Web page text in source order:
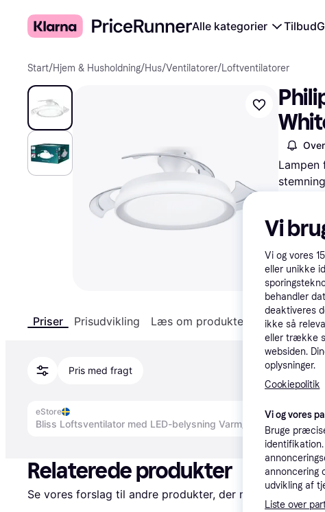
Alle kategorier Tilbud
Start/Hjem & Husholdning/Hus/Ventilatorer/Loftventilatorer
1.534 kr.
Priser Prisudvikling Læs om produktet
Pris med fragt
eStore
Bliss Loftsventilator med LED-belysning Varm/kølig hvid 4500 lm
Relaterede produkter
Se vores forslag til andre produkter, der matcher dine
Vi
Vi og vores
eller unikke
behandler
deaktiveres
ikke så
eller trække
websiden.
oplysninger.
Cookiepolitik
Vi og vores
Bruge
annoncering
udvikling af
Liste over